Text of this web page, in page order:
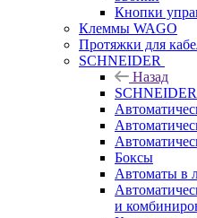
Кнопки
Клеммы WAGO
Протяжки для
SCHNEIDER
Назад
SCHNEIDER
Боксы
Автоматы в
и